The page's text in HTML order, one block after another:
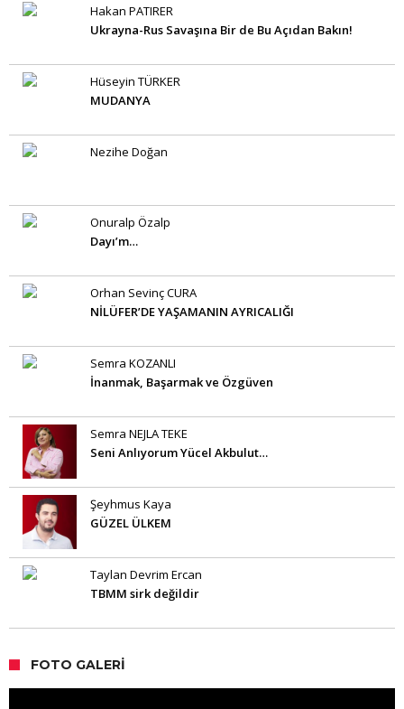
Hakan PATIRER
Ukrayna-Rus Savaşına Bir de Bu Açıdan Bakın!
Hüseyin TÜRKER
MUDANYA
Nezihe Doğan
Onuralp Özalp
Dayı’m…
Orhan Sevinç CURA
NİLÜFER’DE YAŞAMANIN AYRICALIĞI
Semra KOZANLI
İnanmak, Başarmak ve Özgüven
Semra NEJLA TEKE
Seni Anlıyorum Yücel Akbulut…
Şeyhmus Kaya
GÜZEL ÜLKEM
Taylan Devrim Ercan
TBMM sirk değildir
FOTO GALERI